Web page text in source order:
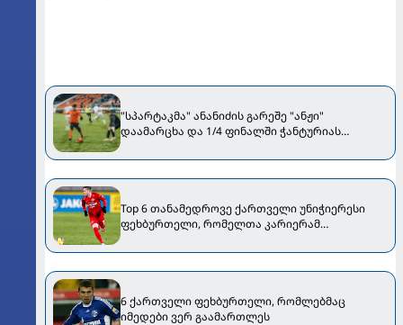
"სპარტაკმა" ანანიძის გარეშე "ანჟი"
დაამარცხა და 1/4 ფინალში ჭანტურიას
Top 6 თანამედროვე ქართველი უნიჭიერესი
ფეხბურთელი, რომელთა კარიერამ
6 ქართველი ფეხბურთელი, რომლებმაც
იმედები ვერ გაამართლეს